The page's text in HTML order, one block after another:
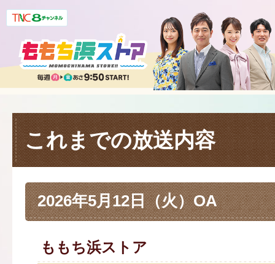
これまでの放送内容
2026年5月12日（火）OA
ももち浜ストア